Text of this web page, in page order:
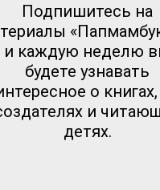
Подпишитесь на
и каждую неделю
будете узнавать
о
и
детях.